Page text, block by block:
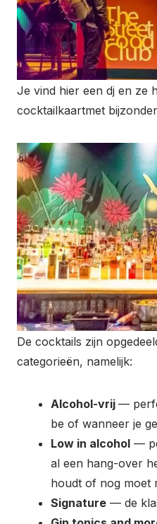
Je vind hier een dj en ze
cocktailkaartmet
De cocktails zijn
categorieën, namelijk:
Alcohol-vrij —
be of wanneer je
Low in alcohol —
al een hang-over
houdt of nog moet
Signature — de